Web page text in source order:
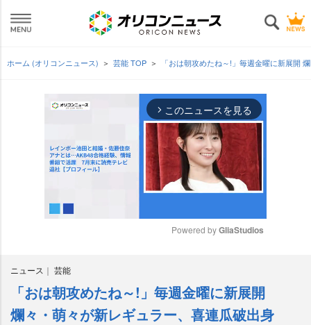
ホーム (オリコンニュース) 芸能 TOP 「おは朝攻めたね～!」毎週金曜に新展開
arrow_forward_ios このニュースを見る
e
Powered by GliaStudios
ニュース 芸能
「おは朝攻めたね～!」毎週金曜に新展開
爛々・萌々が新レギュラー、喜連瓜破出身